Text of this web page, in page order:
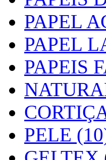
PAPEL
PAPEL
PAPEIS
PELE